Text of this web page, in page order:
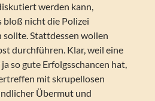
werden kann,
bloß nicht die Polizei
Stattdessen wollen
durchführen. Klar, weil eine
so gute Erfolgsschancen hat,
mit skrupellosen
Übermut und